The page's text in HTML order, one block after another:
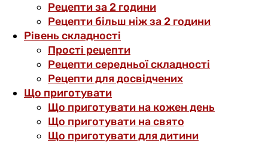
Рецепти за 2 години
Рецепти більш ніж за 2 години
Рівень складності
Прості рецепти
Рецепти середньої складності
Рецепти для досвідчених
Що приготувати
Що приготувати на кожен день
Що приготувати на свято
Що приготувати для дитини